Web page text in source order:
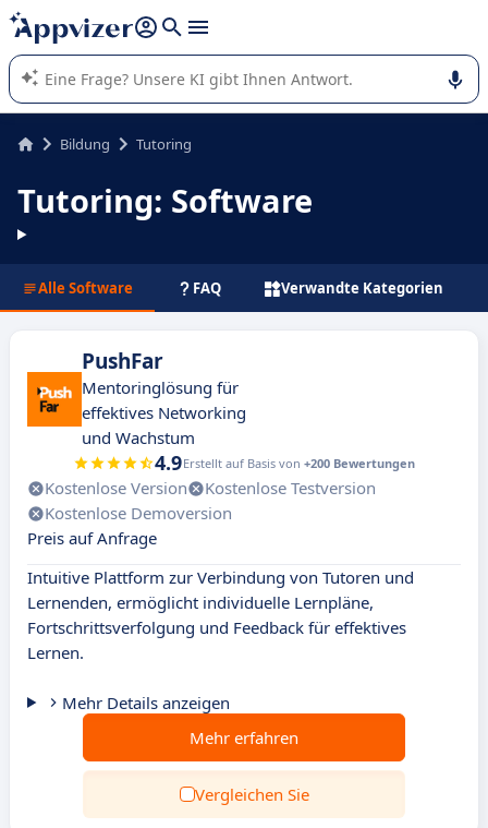
beantworten (mehrere Zeilen mit
Die KI von Appvizer führt Sie bei der Nutzung oder Auswahl
von SaaS-Software in Unternehmen.
Bildung Tutoring
Tutoring: Software
Alle Software FAQ Verwandte Kategorien
PushFar
Mentoringlösung für
effektives Networking
und Wachstum
4.9Erstellt auf Basis von +200 Bewertungen
Kostenlose Version
Kostenlose Testversion
Kostenlose Demoversion
Preis auf Anfrage
Intuitive Plattform zur Verbindung von Tutoren und
Lernenden, ermöglicht individuelle Lernpläne,
Fortschrittsverfolgung und Feedback für effektives
Lernen.
Mehr Details anzeigen
Mehr erfahren
Vergleichen Sie